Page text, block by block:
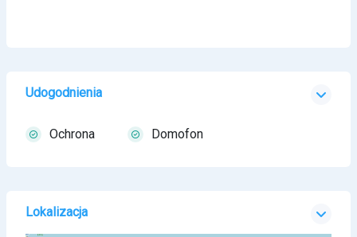
Udogodnienia
Ochrona Domofon
Lokalizacja